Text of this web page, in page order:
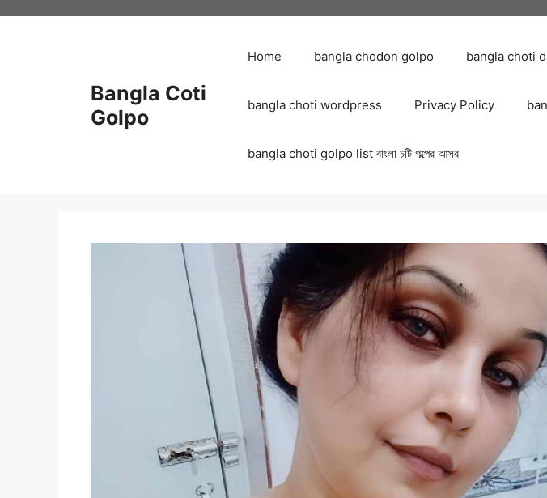
Bangla Coti
Golpo
Home bangla chodon golpo bangla choti
bangla choti wordpress Privacy Policy
bangla choti golpo list বাংলা চটি গল্পের আসর